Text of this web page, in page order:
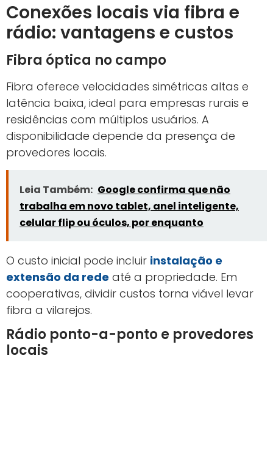
Conexões locais via fibra e
rádio: vantagens e custos
Fibra óptica no campo
Fibra oferece velocidades simétricas altas e
latência baixa, ideal para empresas rurais e
residências com múltiplos usuários. A
disponibilidade depende da presença de
provedores locais.
Leia Também: Google confirma que não
trabalha em novo tablet, anel inteligente,
celular flip ou óculos, por enquanto
O custo inicial pode incluir instalação e
extensão da rede até a propriedade. Em
cooperativas, dividir custos torna viável levar
fibra a vilarejos.
Rádio ponto-a-ponto e provedores
locais